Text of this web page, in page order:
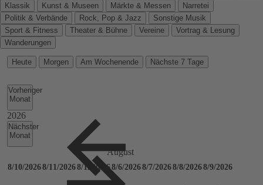
Klassik
Kunst & Museen Märkte & Messen
Narretei
Politik & Verbände
Rock, Pop & Jazz
Sonstige Musik
Sport & Fitness
Theater & Bühne Vereine
Vortrag & Lesung
Wanderungen
Heute Morgen Am Wochenende Nächste 7 Tage
Vorheriger
Monat
Nächster
Monat